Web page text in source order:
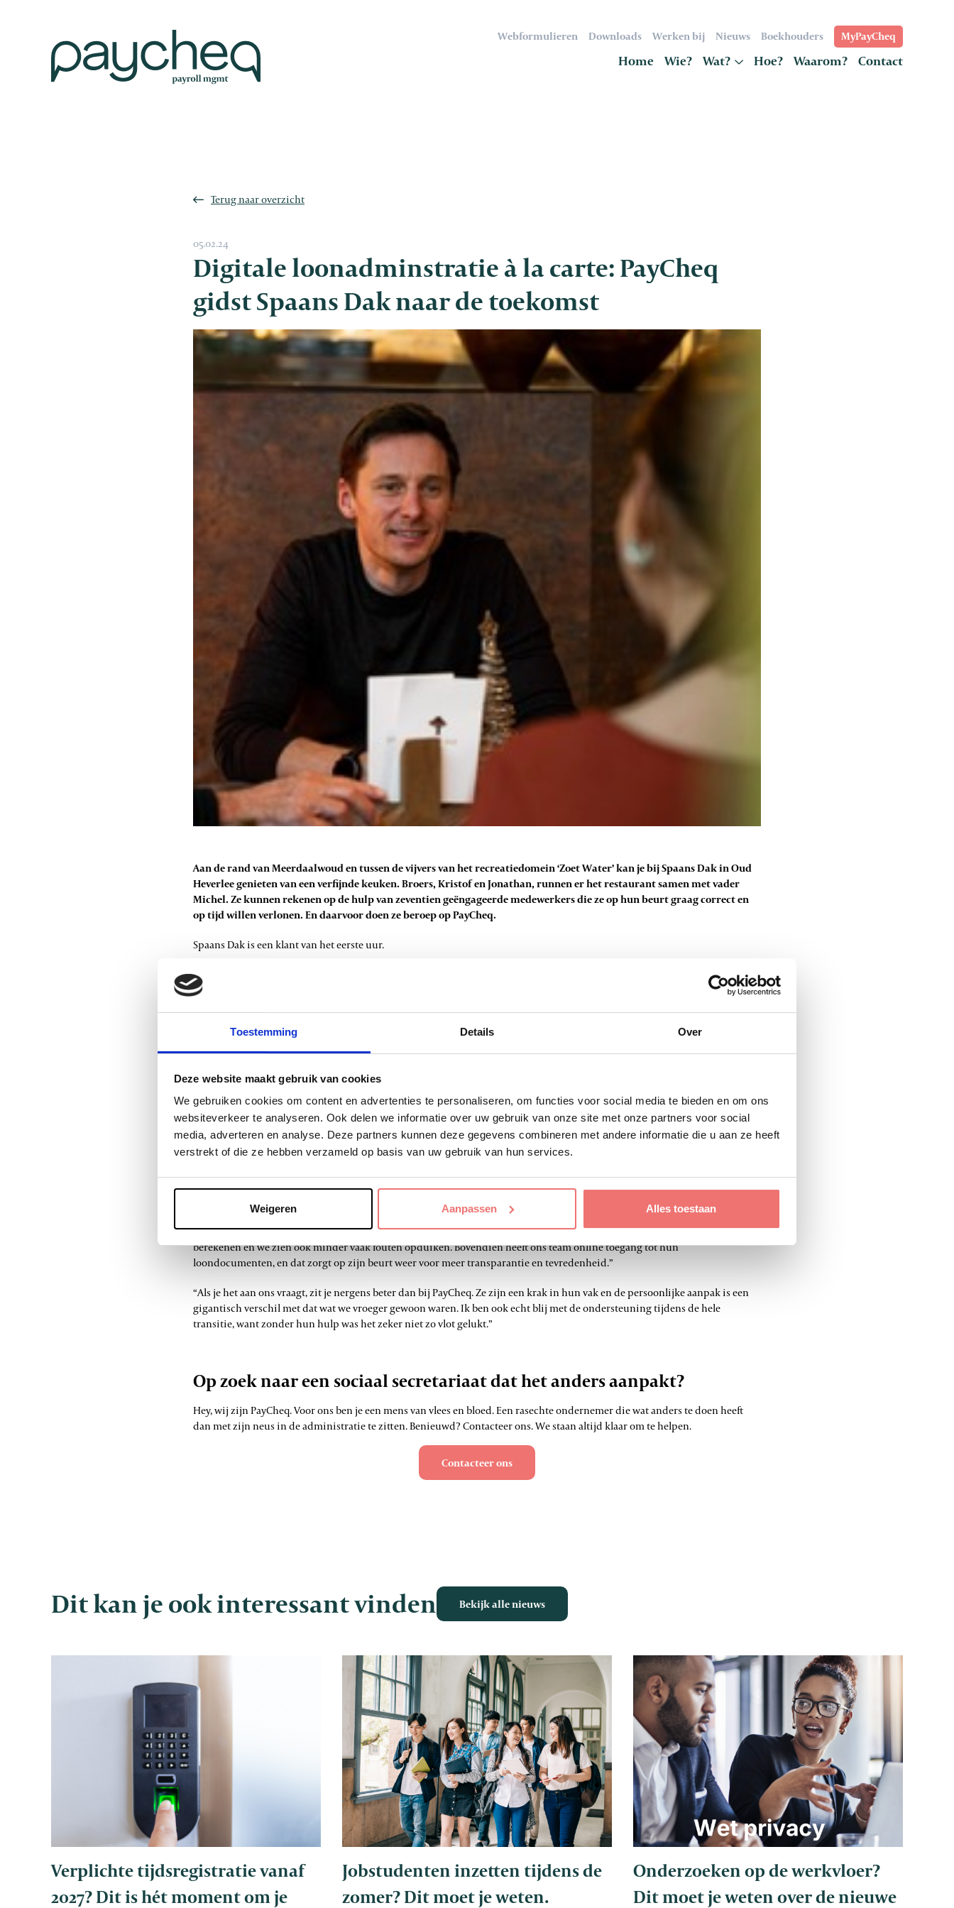
Toestemming Details Over
Deze website maakt gebruik van cookies
We gebruiken cookies om content en advertenties te personaliseren, om functies voor social media te bieden en om ons
websiteverkeer te analyseren. Ook delen we informatie over uw gebruik van onze site met onze partners voor social
media, adverteren en analyse. Deze partners kunnen deze gegevens combineren met andere informatie die u aan ze heeft
verstrekt of die ze hebben verzameld op basis van uw gebruik van hun services.
Weigeren Aanpassen Alles toestaan
Webformulieren Downloads Werken bij Nieuws Boekhouders MyPayCheq
Home Wie? Wat? Hoe? Waarom? Contact
Terug naar overzicht
05.02.24
Digitale loonadminstratie à la carte: PayCheq
gidst Spaans Dak naar de toekomst
Aan de rand van Meerdaalwoud en tussen de vijvers van het recreatiedomein ‘Zoet Water’ kan je bij Spaans Dak in Oud
Heverlee genieten van een verfijnde keuken. Broers, Kristof en Jonathan, runnen er het restaurant samen met vader
Michel. Ze kunnen rekenen op de hulp van zeventien geëngageerde medewerkers die ze op hun beurt graag correct en
op tijd willen verlonen. En daarvoor doen ze beroep op PayCheq.
Spaans Dak is een klant van het eerste uur.
Kristof:
boekhouder gevolgd. We waren enorm tevreden van het contact met Bregt. Met dat persoonlijke contact kan PayCheq zich
Volledig digitaal met de hulp van PayCheq
Bij Spaans Dak zijn ze een tijdje geleden op aanraden van PayCheq mee op de onvermijdelijke kar van digitalisering
gesprongen. Hun loonadministratie verloopt tegenwoordig niet meer via papier, maar volledig digitaal.
Kristof:“Sinds we de overstap naar digitale loonadministratie hebben gemaakt, ben ik verantwoordelijk. Maar ik ben er dus
“Wij zijn tevreden met de overstap naar een digitale loonadministratie. We kunnen salarissen veel makkelijker en sneller
berekenen en we zien ook minder vaak fouten opduiken. Bovendien heeft ons team online toegang tot hun
loondocumenten, en dat zorgt op zijn beurt weer voor meer transparantie en tevredenheid.”
“Als je het aan ons vraagt, zit je nergens beter dan bij PayCheq. Ze zijn een krak in hun vak en de persoonlijke aanpak is een
gigantisch verschil met dat wat we vroeger gewoon waren. Ik ben ook echt blij met de ondersteuning tijdens de hele
transitie, want zonder hun hulp was het zeker niet zo vlot gelukt.”
Op zoek naar een sociaal secretariaat dat het anders aanpakt?
Hey, wij zijn PayCheq. Voor ons ben je een mens van vlees en bloed. Een rasechte ondernemer die wat anders te doen heeft
dan met zijn neus in de administratie te zitten. Benieuwd? Contacteer ons. We staan altijd klaar om te helpen.
Contacteer ons
Dit kan je ook interessant vinden Bekijk alle nieuws
Verplichte tijdsregistratie vanaf
2027? Dit is hét moment om je
Jobstudenten inzetten tijdens de
zomer? Dit moet je weten.
Onderzoeken op de werkvloer?
Dit moet je weten over de nieuwe